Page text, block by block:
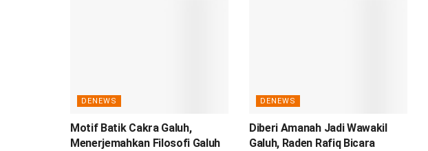
DENEWS
Motif Batik Cakra Galuh,
Menerjemahkan Filosofi Galuh
DENEWS
Diberi Amanah Jadi Wawakil
Galuh, Raden Rafiq Bicara